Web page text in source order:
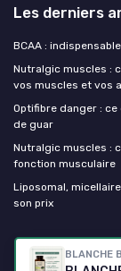
BLANCHE
Les derniers
BCAA :
Nutralgic muscles :
vos muscles et vos
Optifibre danger :
de guar
Nutralgic muscles :
fonction musculaire
Liposomal,
son prix
Mes